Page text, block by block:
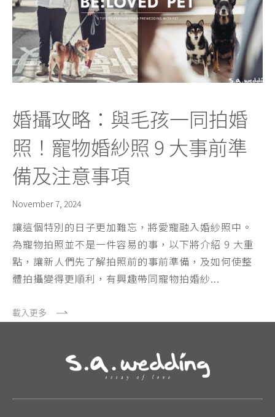
載入更多
November 7, 2024
婚攝攻略：與毛孩一同拍婚
照！寵物婚紗照 9 大事前準
備及注意事項
讓這個特別的日子更加難忘，將愛寵融入婚紗照中。
為寵物拍照並不是一件容易的事，以下將介紹 9 大重
點，讓新人們先了解拍照前的事前準備，及如何使整
體拍攝變得更順利，有興趣帶同寵物拍婚紗...